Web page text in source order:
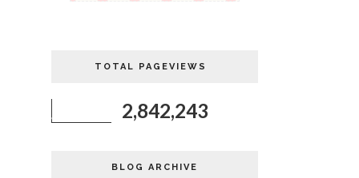
TOTAL PAGEVIEWS
2,842,243
BLOG ARCHIVE